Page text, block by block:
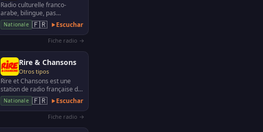
Radio culturelle franco-
arabe, bilingue, pas
seulement destinée aux
communautés d'origine
arabe…
Nationale 🇫🇷 Escuchar
Fiche radio →
Rire & Chansons
Otros tipos
Rire et Chansons est une
station de radio française de
NRJ Group, créée en 1989,
alternant pri…
Nationale 🇫🇷 Escuchar
Fiche radio →